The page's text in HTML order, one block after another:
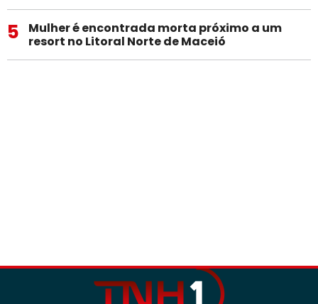
5
Mulher é encontrada morta próximo a um
resort no Litoral Norte de Maceió